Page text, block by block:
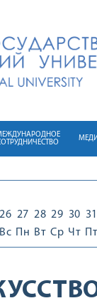
26
Вс
27
Пн
28
Вт
29
Ср
30
Чт
31
Пт